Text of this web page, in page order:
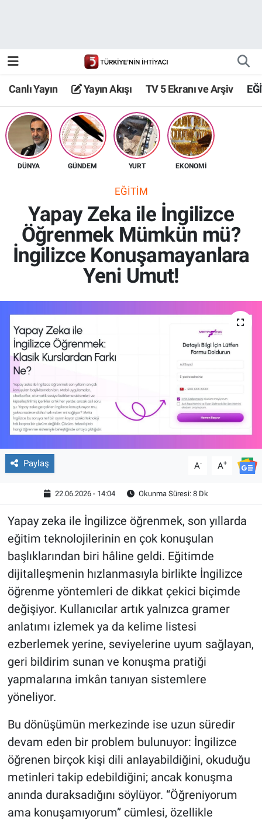
Canlı Yayın Yayın Akışı TV 5 Ekranı ve Arşiv
DÜNYA GÜNDEM YURT EKONOMİ
EĞİTİM
Yapay Zeka ile İngilizce
Öğrenmek Mümkün mü?
İngilizce Konuşamayanlara
Yeni Umut!
Paylaş A- A+
22.06.2026 - 14:04 Okunma Süresi: 8 Dk
Yapay zeka ile İngilizce öğrenmek, son yıllarda
eğitim teknolojilerinin en çok konuşulan
başlıklarından biri hâline geldi. Eğitimde
dijitalleşmenin hızlanmasıyla birlikte İngilizce
öğrenme yöntemleri de dikkat çekici biçimde
değişiyor. Kullanıcılar artık yalnızca gramer
anlatımı izlemek ya da kelime listesi
ezberlemek yerine, seviyelerine uyum sağlayan,
geri bildirim sunan ve konuşma pratiği
yapmalarına imkân tanıyan sistemlere
yöneliyor.
Bu dönüşümün merkezinde ise uzun süredir
devam eden bir problem bulunuyor: İngilizce
öğrenen birçok kişi dili anlayabildiğini, okuduğu
metinleri takip edebildiğini; ancak konuşma
anında duraksadığını söylüyor. “Öğreniyorum
ama konuşamıyorum” cümlesi, özellikle
TV 5 Ekranı ve Arşiv